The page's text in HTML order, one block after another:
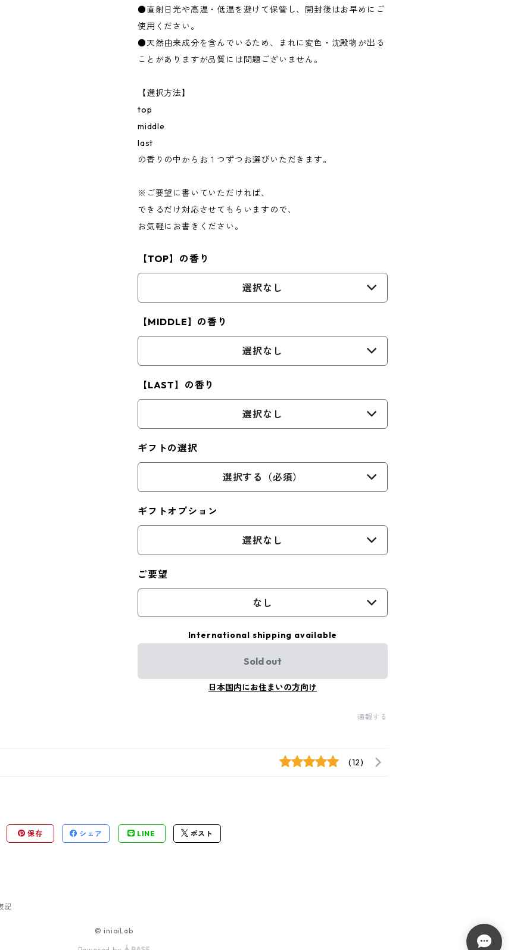
●直射日光や高温・低温を避けて保管し、開封後はお早めにご
使用ください。
●天然由来成分を含んでいるため、まれに変色・沈殿物が出る
ことがありますが品質には問題ございません。
【選択方法】
top
middle
last
の香りの中からお１つずつお選びいただきます。
※ご要望に書いていただければ、
できるだけ対応させてもらいますので、
お気軽にお書きください。
【TOP】の香り
選択なし
【MIDDLE】の香り
選択なし
【LAST】の香り
選択なし
ギフトの選択
選択する（必須）
ギフトオプション
選択なし
ご要望
なし
International shipping available
Sold out
日本国内にお住まいの方向け
通報する
(12)
保存 シェア LINE ポスト
記
© inioiLab